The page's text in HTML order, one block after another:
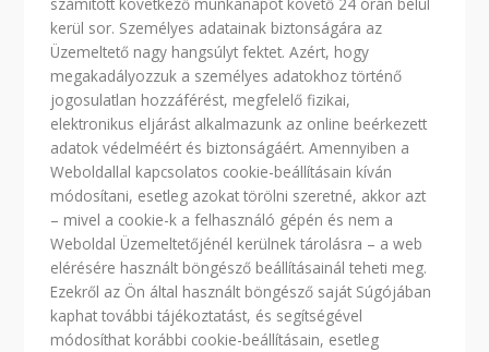
kerül sor. Személyes adatainak biztonságára az
Üzemeltető nagy hangsúlyt fektet. Azért, hogy
megakadályozzuk a személyes adatokhoz történő
jogosulatlan hozzáférést, megfelelő fizikai,
elektronikus eljárást alkalmazunk az online beérkezett
adatok védelméért és biztonságáért. Amennyiben a
Weboldallal kapcsolatos cookie-beállításain kíván
módosítani, esetleg azokat törölni szeretné, akkor azt
– mivel a cookie-k a felhasználó gépén és nem a
Weboldal Üzemeltetőjénél kerülnek tárolásra – a web
elérésére használt böngésző beállításainál teheti meg.
Ezekről az Ön által használt böngésző saját Súgójában
kaphat további tájékoztatást, és segítségével
módosíthat korábbi cookie-beállításain, esetleg